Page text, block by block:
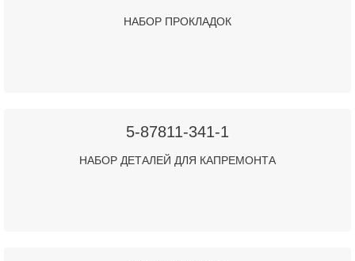
НАБОР ПРОКЛАДОК
5-87811-341-1
НАБОР ДЕТАЛЕЙ ДЛЯ КАПРЕМОНТА